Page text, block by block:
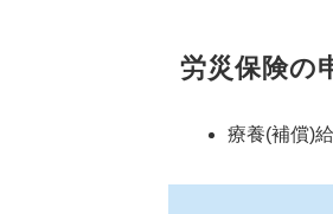
労災保険の
療養(補償)